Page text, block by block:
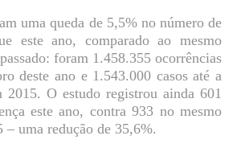
uma queda de 5,5% no número de
este ano, comparado ao mesmo
foram 1.458.355 ocorrências
deste ano e 1.543.000 casos até a
2015. O estudo registrou ainda 601
este ano, contra 933 no mesmo
– uma redução de 35,6%.